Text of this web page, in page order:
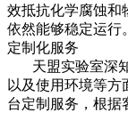
效抵抗化学腐蚀和
依然能够稳定运行。
定制化服务
天盟实验室深知
以及使用环境等
台定制服务，根据